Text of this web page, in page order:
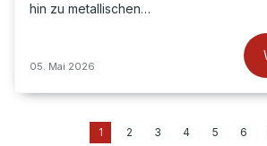
hin zu metallischen…
05. Mai 2026
1 2 3 4 5 6